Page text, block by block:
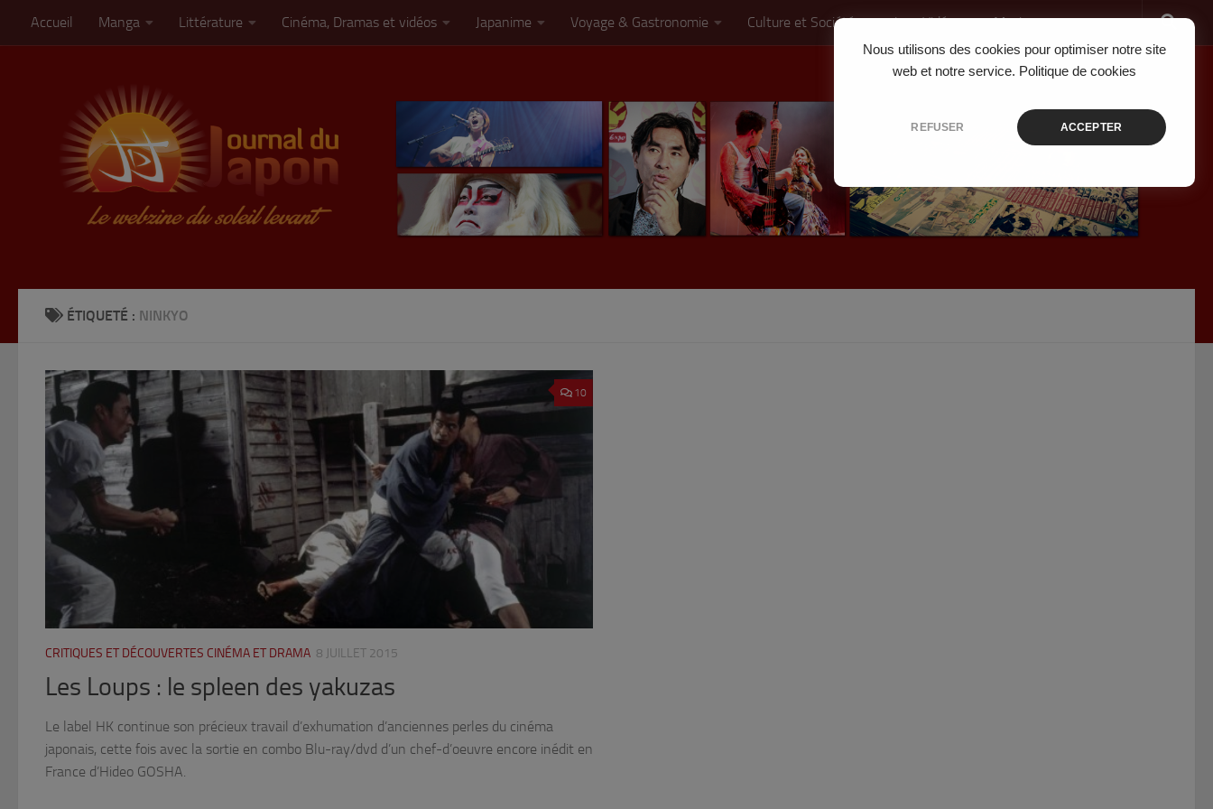
Nous utilisons des cookies pour optimiser notre site
web et notre service. Politique de cookies
REFUSER ACCEPTER
Skip to content
Accueil Manga Littérature Cinéma, Dramas et vidéos Japanime Voyage & Gastronomie Culture et Société Jeux Vidéo Musique
ÉTIQUETÉ : NINKYO
10
CRITIQUES ET DÉCOUVERTES CINÉMA ET DRAMA 8 JUILLET 2015
Les Loups : le spleen des yakuzas
Le label HK continue son précieux travail d’exhumation d’anciennes perles du cinéma
japonais, cette fois avec la sortie en combo Blu-ray/dvd d’un chef-d’oeuvre encore inédit en
France d’Hideo GOSHA.